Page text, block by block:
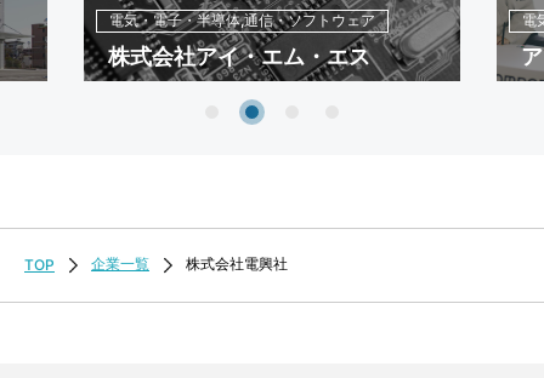
電気・電子・半導体,通信・ソフトウェア
株式会社アイ・エム・エス
電
TOP 企業一覧 株式会社電興社